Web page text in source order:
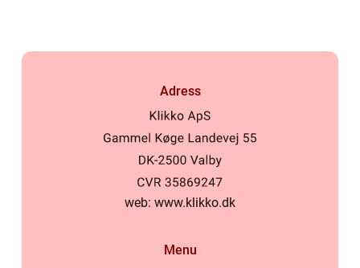
Adress
web: www.klikko.dk
Menu